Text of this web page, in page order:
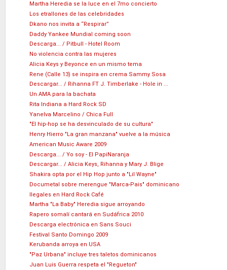
Martha Heredia se la luce en el 7mo concierto
Los etrallones de las celebridades
Dkano nos invita a “Respirar”
Daddy Yankee Mundial coming soon
Descarga... / Pitbull - Hotel Room
No violencia contra las mujeres
Alicia Keys y Beyonce en un mismo tema
Rene (Calle 13) se inspira en crema Sammy Sosa
Descargar... / Rihanna FT J. Timberlake - Hole in ...
Un AMA para la bachata
Rita Indiana a Hard Rock SD
Yanelva Marcelino / Chica Full
"El hip-hop se ha desvinculado de su cultura"
Henry Hierro "La gran manzana" vuelve a la música
American Music Aware 2009
Descarga... / Yo soy - El PapiNaranja
Descargar... / Alicia Keys, Rihanna y Mary J. Blige
Shakira opta por el Hip Hop junto a "Lil Wayne"
Documetal sobre merengue "Marca-Pais" dominicano
Ilegales en Hard Rock Café
Martha "La Baby" Heredia sigue arroyando
Rapero somalí cantará en Sudáfrica 2010
Descarga electrónica en Sans Souci
Festival Santo Domingo 2009
Kerubanda arroya en USA
"Paz Urbana" incluye tres taletos dominicanos
Juan Luis Guerra respeta el "Regueton"